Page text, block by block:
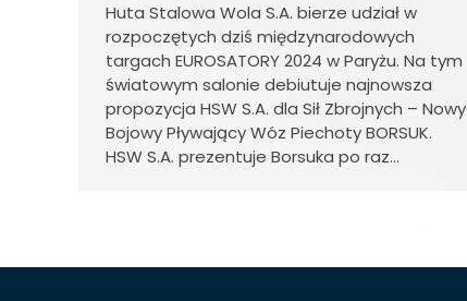
Huta Stalowa Wola S.A. bierze udział w
rozpoczętych dziś międzynarodowych
targach EUROSATORY 2024 w Paryżu. Na tym
światowym salonie debiutuje najnowsza
propozycja HSW S.A. dla Sił Zbrojnych – Nowy
Bojowy Pływający Wóz Piechoty BORSUK.
HSW S.A. prezentuje Borsuka po raz…